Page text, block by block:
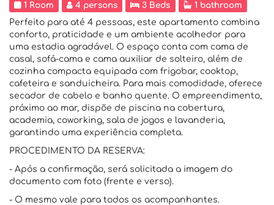
1 Room 4 persons 3 Beds
1 bathroom
Perfeito para até 4 pessoas, este apartamento combina
conforto, praticidade e um ambiente acolhedor para
uma estadia agradável. O espaço conta com cama de
casal, sofá-cama e cama auxiliar de solteiro, além de
cozinha compacta equipada com frigobar, cooktop,
cafeteira e sanduicheira. Para mais comodidade, oferece
secador de cabelo e banho quente. O empreendimento,
próximo ao mar, dispõe de piscina na cobertura,
academia, coworking, sala de jogos e lavanderia,
garantindo uma experiência completa.
PROCEDIMENTO DA RESERVA:
- Após a confirmação, será solicitada a imagem do
documento com foto (frente e verso).
- O mesmo vale para todos os acompanhantes.